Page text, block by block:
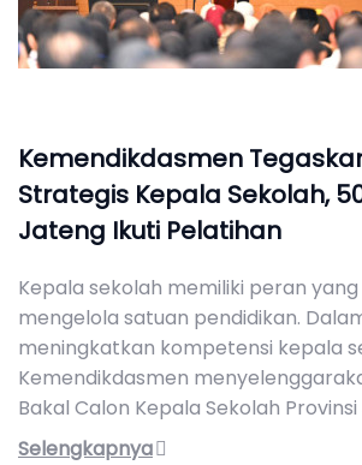
Kemendikdasmen
Strategis Kepala Sekolah,
Jateng Ikuti Pelatihan
Kepala sekolah memiliki peran
mengelola satuan pendidikan.
meningkatkan kompetensi kepala
Kemendikdasmen
Bakal Calon Kepala Sekolah
Selengkapnya